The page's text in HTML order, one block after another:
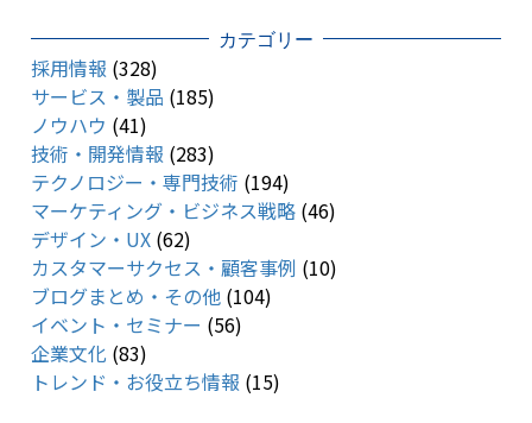
カテゴリー
採用情報 (328)
サービス・製品 (185)
ノウハウ (41)
技術・開発情報 (283)
テクノロジー・専門技術 (194)
マーケティング・ビジネス戦略(46)
デザイン・UX(62)
カスタマーサクセス・顧客事例 (10)
ブログまとめ・その他(104)
イベント・セミナー (56)
企業文化 (83)
トレンド・お役立ち情報 (15)